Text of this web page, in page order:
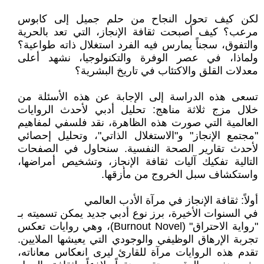
لكن كيف تحول النجاح من حلم جميل إلى كابوس
مرعب؟ كيف أصبحت ثقافة الإنجاز، التي تعد بالحرية
والتفوق، سجناً يمارس فيه الفرد استغلال ذاته طواعية؟
ولماذا، في عصر الوفرة والتكنولوجيا، نشهد أعلى
معدلات القلق والاكتئاب في تاريخ البشرية؟
تسعى هذه الدراسة إلى الإجابة عن هذه الأسئلة من
خلال مزج ثلاثة مناهج: تحليل أدبي لأحدث الروايات
العالمية التي صورت هذه الظاهرة، نقد فلسفي لمفاهيم
"مجتمع الإنجاز" و"الاستغلال الذاتي"، وتحليل إحصائي
لأحدث تقارير الصحة النفسية. سنحاول في الصفحات
التالية تفكيك آليات ثقافة الإنجاز، وتشخيص أمراضها،
واستكشاف سبل الخروج من مأزقها.
أولاً: ثقافة الإنجاز في مرآة الأدب العالمي
في السنوات الأخيرة، برز نوع أدبي جديد يمكن تسميته بـ
"رواية الاحتراق" (Burnout Novel)، وهي روايات تعكس
تجربة الإرهاق الوظيفي والوجودي التي يعيشها الملايين.
تقدم هذه الروايات مرآة للقارئ ليرى انعكاس معاناته،